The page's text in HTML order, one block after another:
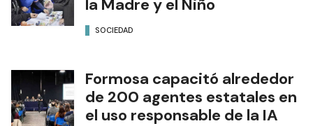
la Madre y el Niño
SOCIEDAD
Formosa capacitó alrededor
de 200 agentes estatales en
el uso responsable de la IA